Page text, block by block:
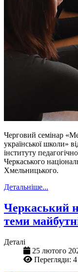
Черговий семінар
української школи»
інституту
Черкаського
Хмельницького.
Детальніше...
Черкаський
теми
Деталі
25 лютого
Перегляди: